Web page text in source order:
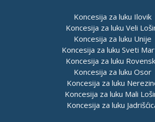
Koncesija za luku Ilovik
Koncesija za luku Veli
Koncesija za luku Unije
Koncesija za luku Sveti
Koncesija za luku
Koncesija za luku Osor
Koncesija za luku
Koncesija za luku Mali
Koncesija za luku